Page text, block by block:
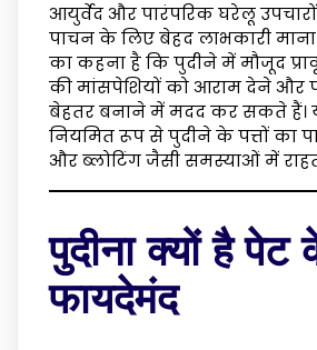
आयुर्वेद और पारंपरिक घरेलू
पाचन के लिए बेहद लाभकारी माना
का कहना है कि पुदीने में मौजूद
की मांसपेशियों को आराम देने और
बेहतर बनाने में मदद कर सकते हैं।
नियमित रूप से पुदीने के पत्तों का
और ब्लोटिंग जैसी समस्याओं में
पुदीना क्यों है पेट
फायदेमंद